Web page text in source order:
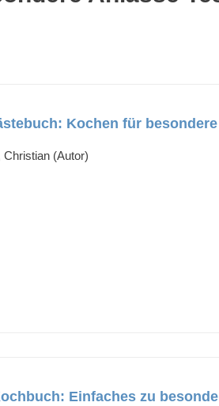
Kochen für
Christian (Autor)
Einfaches zu